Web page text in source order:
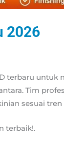
2026
terbaru untuk
Tim
sesuai tren
terbaik!.